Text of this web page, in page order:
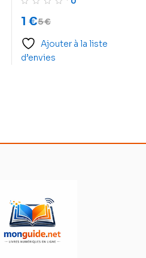
5€
1 €
Ajouter à la liste
d’envies